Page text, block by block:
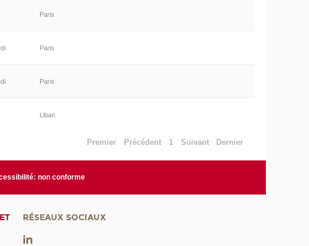
Paris
Paris
Paris
Liban
Premier Précédent 1 Suivant Dernier
non conforme
RÉSEAUX SOCIAUX